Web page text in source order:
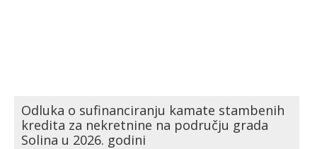
Odluka o sufinanciranju kamate stambenih
kredita za nekretnine na području grada
Solina u 2026. godini